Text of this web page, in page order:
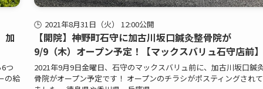
加
つ
の給
2021年8月31日（火） 12:00公開
【開院】神野町石守に加古川坂口鍼灸整骨院が
9/9（木）オープン予定！【マックスバリュ石守店前】
2021年9月9日金曜日、石守のマックスバリュ前に、加古川坂口鍼
骨院がオープン予定です！ オープンのチラシがポスティングされ